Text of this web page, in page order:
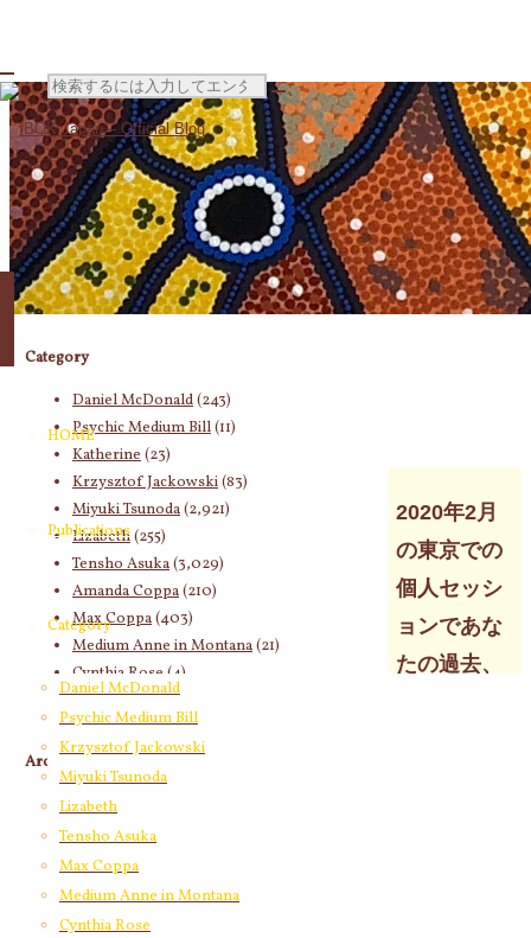
検
索
対
象:
HOME
Publications
Category
Daniel McDonald
Psychic Medium Bill
Krzysztof Jackowski
Miyuki Tsunoda
Lizabeth
Tensho Asuka
Max Coppa
Medium Anne in Montana
Cynthia Rose
2020年2月
の東京での
個人セッシ
ョンであな
たの過去、
Category
Daniel McDonald(243)
Psychic Medium Bill(11)
Katherine(23)
Krzysztof Jackowski(83)
Miyuki Tsunoda(2,921)
Lizabeth(255)
Tensho Asuka(3,029)
Amanda Coppa(210)
Max Coppa(403)
Medium Anne in Montana(21)
Cynthia Rose (4)
Archives
2026年8月
2026年7月(58)
2026年6月
2026年5月
(67)
2026年4月